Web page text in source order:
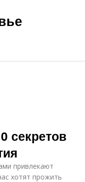
секретов
привлекают
хотят прожить